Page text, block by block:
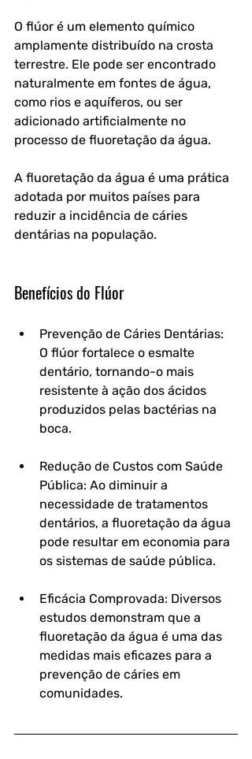
O flúor é um elemento químico
amplamente distribuído na crosta
terrestre. Ele pode ser encontrado
naturalmente em fontes de água,
como rios e aquíferos, ou ser
adicionado artificialmente no
processo de fluoretação da água.
A fluoretação da água é uma prática
adotada por muitos países para
reduzir a incidência de cáries
dentárias na população.
Benefícios do Flúor
Prevenção de Cáries Dentárias:
O flúor fortalece o esmalte
dentário, tornando-o mais
resistente à ação dos ácidos
produzidos pelas bactérias na
boca.
Redução de Custos com Saúde
Pública: Ao diminuir a
necessidade de tratamentos
dentários, a fluoretação da água
pode resultar em economia para
os sistemas de saúde pública.
Eficácia Comprovada: Diversos
estudos demonstram que a
fluoretação da água é uma das
medidas mais eficazes para a
prevenção de cáries em
comunidades.